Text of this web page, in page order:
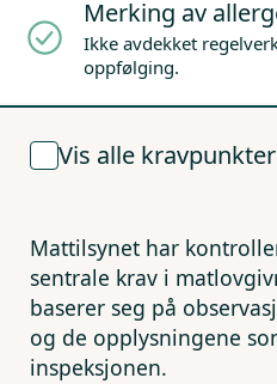
Merking av
Ikke avdekket
oppfølging.
Vis alle kravpunkter
Mattilsynet har
sentrale krav i
baserer seg på
og de opplysningene
inspeksjonen.